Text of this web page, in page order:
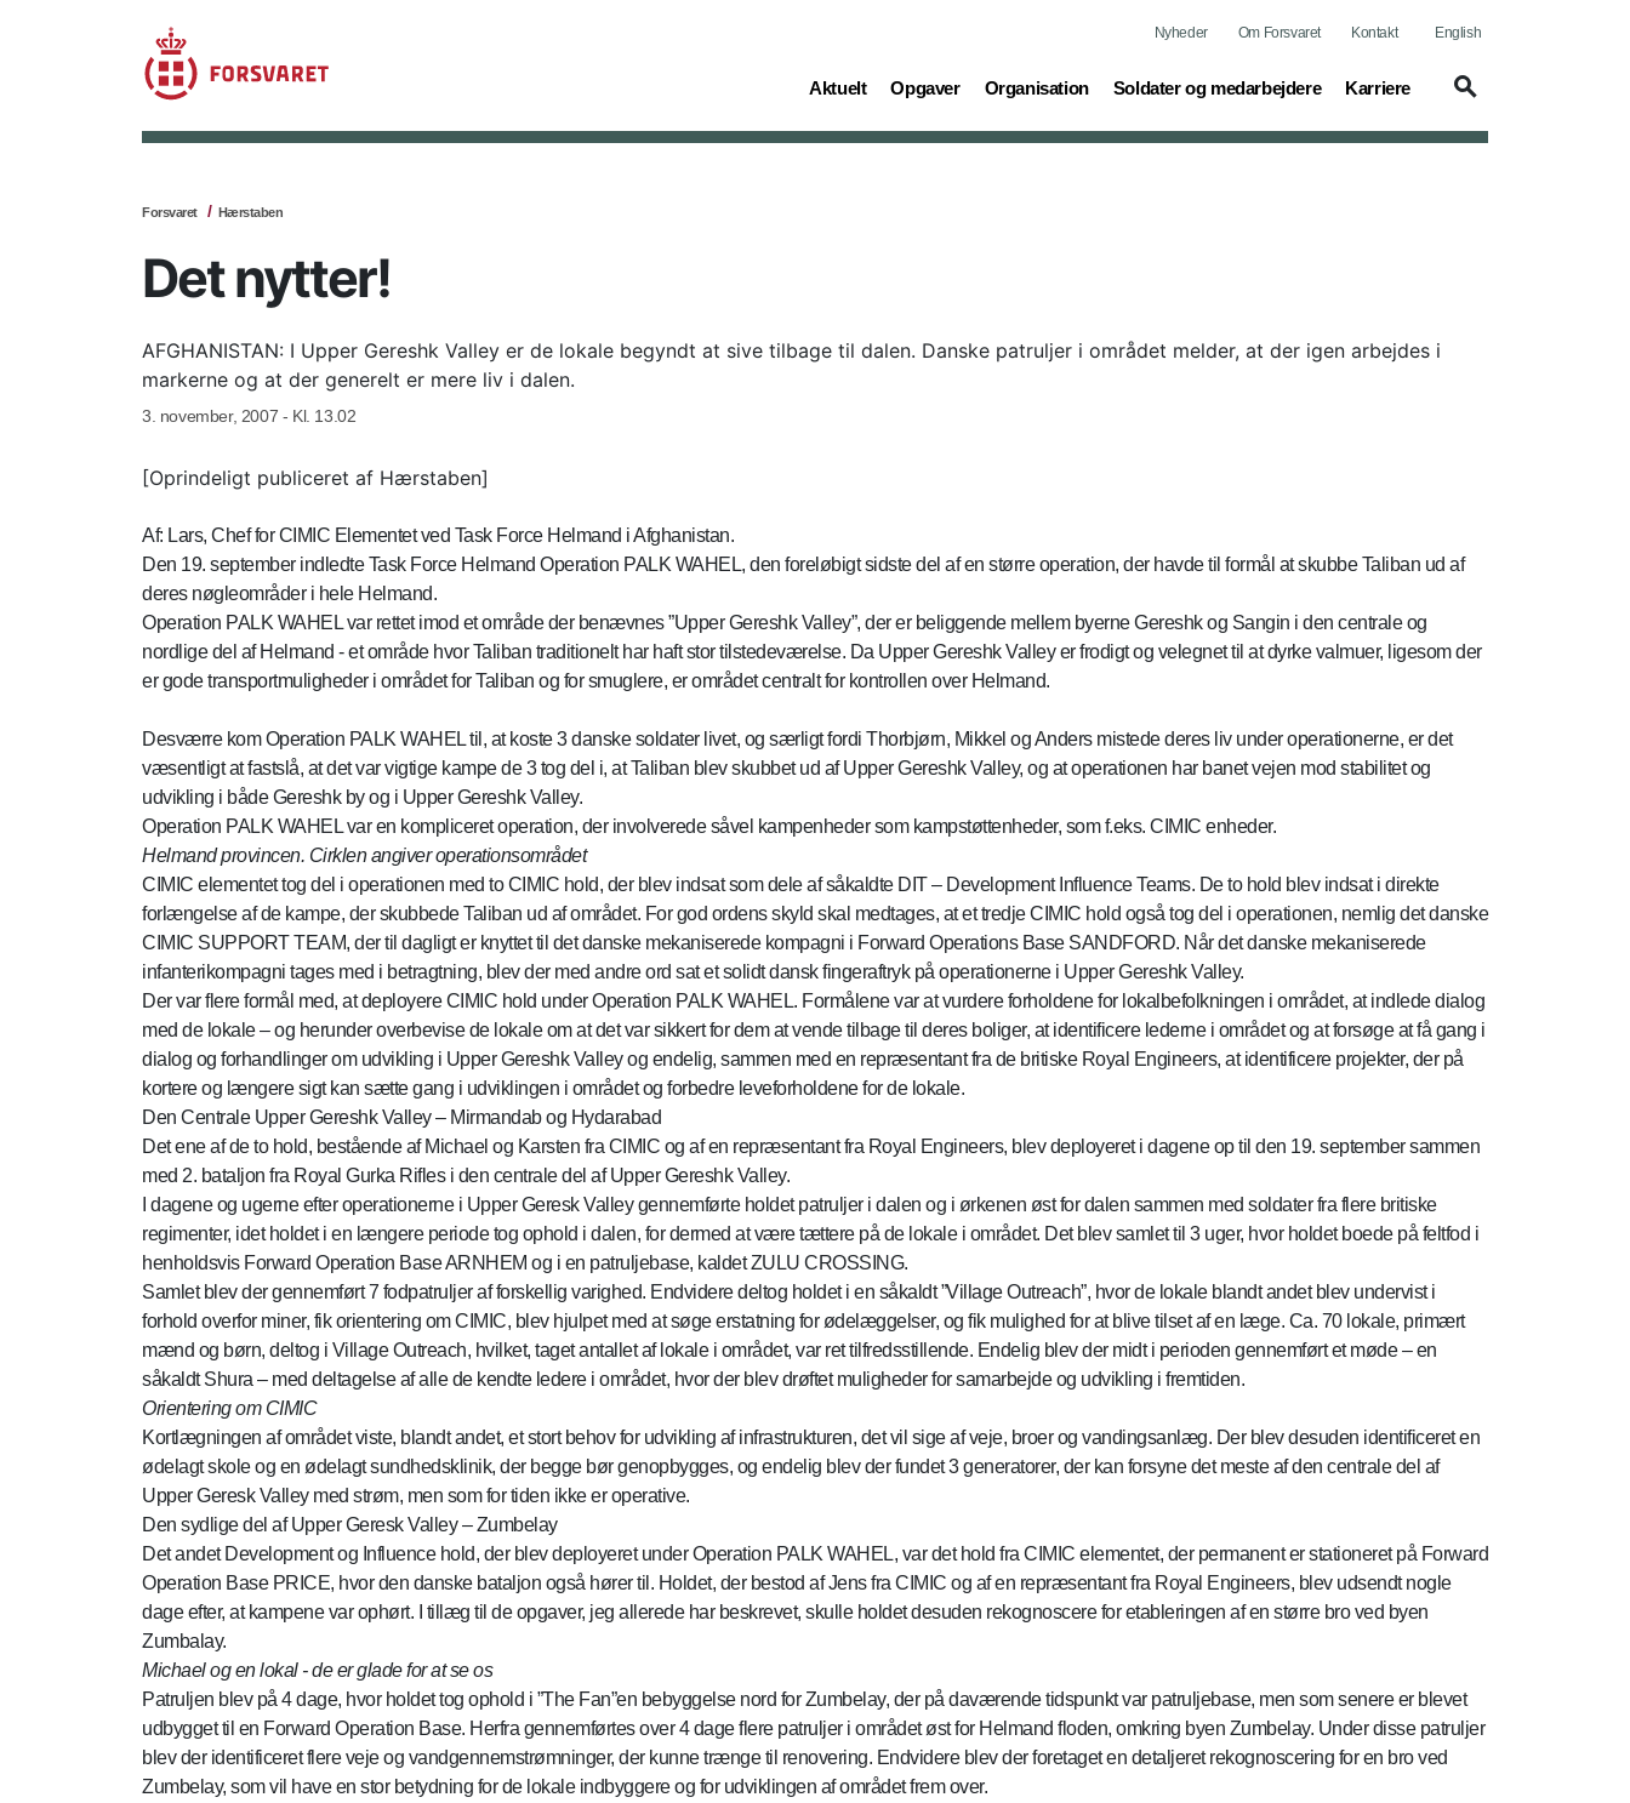
Nyheder Om Forsvaret Kontakt English
Aktuelt
(current) Opgaver
(current) Organisation
(current) Soldater og medarbejdere
(current) Karriere
(current)
Forsvaret Hærstaben
Det nytter!
AFGHANISTAN: I Upper Gereshk Valley er de lokale begyndt at sive tilbage til dalen. Danske patruljer i området melder, at der igen arbejdes i
markerne og at der generelt er mere liv i dalen.
3. november, 2007 - Kl. 13.02
[Oprindeligt publiceret af Hærstaben]
Af: Lars, Chef for CIMIC Elementet ved Task Force Helmand i Afghanistan.
Den 19. september indledte Task Force Helmand Operation PALK WAHEL, den foreløbigt sidste del af en større operation, der havde til formål at skubbe Taliban ud af
deres nøgleområder i hele Helmand.
Operation PALK WAHEL var rettet imod et område der benævnes ”Upper Gereshk Valley”, der er beliggende mellem byerne Gereshk og Sangin i den centrale og
nordlige del af Helmand - et område hvor Taliban traditionelt har haft stor tilstedeværelse. Da Upper Gereshk Valley er frodigt og velegnet til at dyrke valmuer, ligesom der
er gode transportmuligheder i området for Taliban og for smuglere, er området centralt for kontrollen over Helmand.
Desværre kom Operation PALK WAHEL til, at koste 3 danske soldater livet, og særligt fordi Thorbjørn, Mikkel og Anders mistede deres liv under operationerne, er det
væsentligt at fastslå, at det var vigtige kampe de 3 tog del i, at Taliban blev skubbet ud af Upper Gereshk Valley, og at operationen har banet vejen mod stabilitet og
udvikling i både Gereshk by og i Upper Gereshk Valley.
Operation PALK WAHEL var en kompliceret operation, der involverede såvel kampenheder som kampstøttenheder, som f.eks. CIMIC enheder.
Helmand provincen. Cirklen angiver operationsområdet
CIMIC elementet tog del i operationen med to CIMIC hold, der blev indsat som dele af såkaldte DIT – Development Influence Teams. De to hold blev indsat i direkte
forlængelse af de kampe, der skubbede Taliban ud af området. For god ordens skyld skal medtages, at et tredje CIMIC hold også tog del i operationen, nemlig det danske
CIMIC SUPPORT TEAM, der til dagligt er knyttet til det danske mekaniserede kompagni i Forward Operations Base SANDFORD. Når det danske mekaniserede
infanterikompagni tages med i betragtning, blev der med andre ord sat et solidt dansk fingeraftryk på operationerne i Upper Gereshk Valley.
Der var flere formål med, at deployere CIMIC hold under Operation PALK WAHEL. Formålene var at vurdere forholdene for lokalbefolkningen i området, at indlede dialog
med de lokale – og herunder overbevise de lokale om at det var sikkert for dem at vende tilbage til deres boliger, at identificere lederne i området og at forsøge at få gang i
dialog og forhandlinger om udvikling i Upper Gereshk Valley og endelig, sammen med en repræsentant fra de britiske Royal Engineers, at identificere projekter, der på
kortere og længere sigt kan sætte gang i udviklingen i området og forbedre leveforholdene for de lokale.
Den Centrale Upper Gereshk Valley – Mirmandab og Hydarabad
Det ene af de to hold, bestående af Michael og Karsten fra CIMIC og af en repræsentant fra Royal Engineers, blev deployeret i dagene op til den 19. september sammen
med 2. bataljon fra Royal Gurka Rifles i den centrale del af Upper Gereshk Valley.
I dagene og ugerne efter operationerne i Upper Geresk Valley gennemførte holdet patruljer i dalen og i ørkenen øst for dalen sammen med soldater fra flere britiske
regimenter, idet holdet i en længere periode tog ophold i dalen, for dermed at være tættere på de lokale i området. Det blev samlet til 3 uger, hvor holdet boede på feltfod i
henholdsvis Forward Operation Base ARNHEM og i en patruljebase, kaldet ZULU CROSSING.
Samlet blev der gennemført 7 fodpatruljer af forskellig varighed. Endvidere deltog holdet i en såkaldt ”Village Outreach”, hvor de lokale blandt andet blev undervist i
forhold overfor miner, fik orientering om CIMIC, blev hjulpet med at søge erstatning for ødelæggelser, og fik mulighed for at blive tilset af en læge. Ca. 70 lokale, primært
mænd og børn, deltog i Village Outreach, hvilket, taget antallet af lokale i området, var ret tilfredsstillende. Endelig blev der midt i perioden gennemført et møde – en
såkaldt Shura – med deltagelse af alle de kendte ledere i området, hvor der blev drøftet muligheder for samarbejde og udvikling i fremtiden.
Orientering om CIMIC
Kortlægningen af området viste, blandt andet, et stort behov for udvikling af infrastrukturen, det vil sige af veje, broer og vandingsanlæg. Der blev desuden identificeret en
ødelagt skole og en ødelagt sundhedsklinik, der begge bør genopbygges, og endelig blev der fundet 3 generatorer, der kan forsyne det meste af den centrale del af
Upper Geresk Valley med strøm, men som for tiden ikke er operative.
Den sydlige del af Upper Geresk Valley – Zumbelay
Det andet Development og Influence hold, der blev deployeret under Operation PALK WAHEL, var det hold fra CIMIC elementet, der permanent er stationeret på Forward
Operation Base PRICE, hvor den danske bataljon også hører til. Holdet, der bestod af Jens fra CIMIC og af en repræsentant fra Royal Engineers, blev udsendt nogle
dage efter, at kampene var ophørt. I tillæg til de opgaver, jeg allerede har beskrevet, skulle holdet desuden rekognoscere for etableringen af en større bro ved byen
Zumbalay.
Michael og en lokal - de er glade for at se os
Patruljen blev på 4 dage, hvor holdet tog ophold i ”The Fan”en bebyggelse nord for Zumbelay, der på daværende tidspunkt var patruljebase, men som senere er blevet
udbygget til en Forward Operation Base. Herfra gennemførtes over 4 dage flere patruljer i området øst for Helmand floden, omkring byen Zumbelay. Under disse patruljer
blev der identificeret flere veje og vandgennemstrømninger, der kunne trænge til renovering. Endvidere blev der foretaget en detaljeret rekognoscering for en bro ved
Zumbelay, som vil have en stor betydning for de lokale indbyggere og for udviklingen af området frem over.